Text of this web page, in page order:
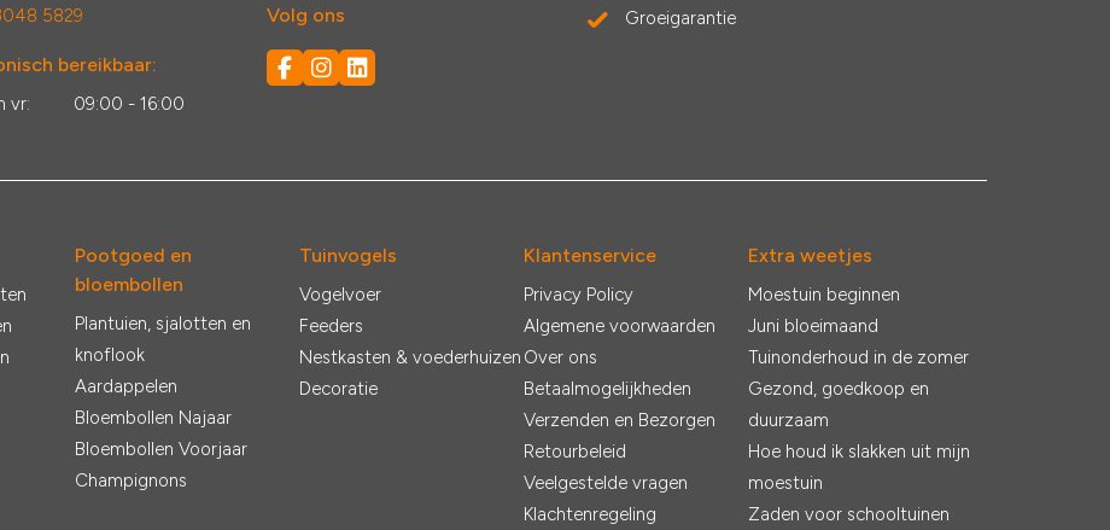
5829
bereikbaar:
vr: 09:00 - 16:00
Volg ons
Groeigarantie
Pootgoed en
bloembollen
Plantuien, sjalotten en
knoflook
Aardappelen
Bloembollen Najaar
Bloembollen Voorjaar
Champignons
Tuinvogels
Vogelvoer
Feeders
Nestkasten & voederhuizen
Decoratie
Klantenservice
Privacy Policy
Algemene voorwaarden
Over ons
Betaalmogelijkheden
Verzenden en Bezorgen
Retourbeleid
Veelgestelde vragen
Klachtenregeling
Extra weetjes
Moestuin beginnen
Juni bloeimaand
Tuinonderhoud in de zomer
Gezond, goedkoop en
duurzaam
Hoe houd ik slakken uit mijn
moestuin
Zaden voor schooltuinen